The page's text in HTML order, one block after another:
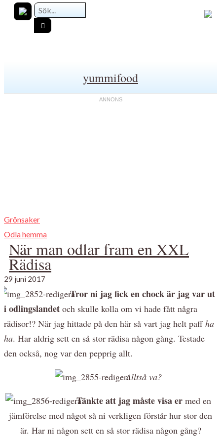
yummifood
Grönsaker
Odla hemma
När man odlar fram en XXL
Rädisa
29 juni 2017
Tror ni jag fick en chock är jag var ut
i odlingslandet och skulle kolla om vi hade fått några
rädisor!? När jag hittade på den här så vart jag helt paffha
ha. Har aldrig sett en så stor rädisa någon gång. Testade
den också, nog var den pepprig allt.
Alltså va?
Tänkte att jag måste visa ermed en
jämförelse med något så ni verkligen förstår hur stor den
är. Har ni någon sett en så stor rädisa någon gång?